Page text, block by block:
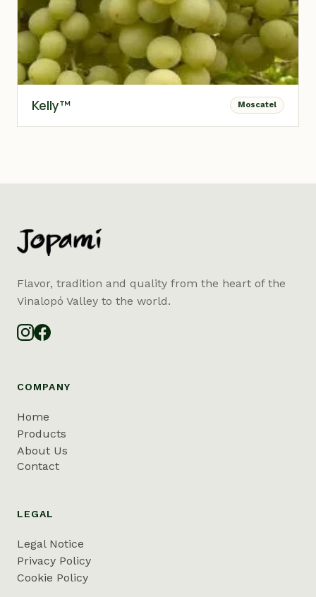
Kelly™ Moscatel
Flavor, tradition and quality from the heart of the
Vinalopó Valley to the world.
COMPANY
Home
Products
About Us
Contact
LEGAL
Legal Notice
Privacy Policy
Cookie Policy